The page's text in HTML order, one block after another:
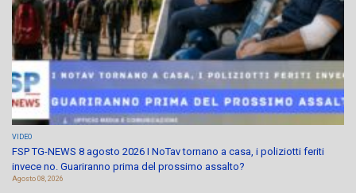
VIDEO
FSP TG-NEWS 8 agosto 2026 I NoTav tornano a casa, i poliziotti feriti
invece no. Guariranno prima del prossimo assalto?
Agosto 08, 2026